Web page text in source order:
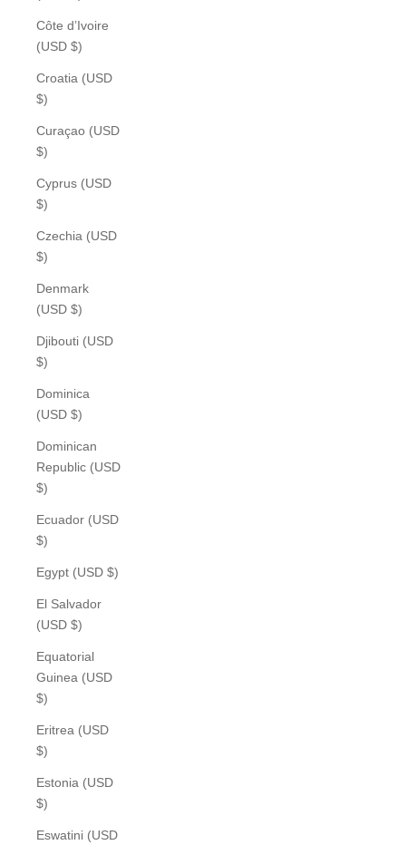
Côte d’Ivoire
(USD $)
Croatia (USD
$)
Curaçao (USD
$)
Cyprus (USD
$)
Czechia (USD
$)
Denmark
(USD $)
Djibouti (USD
$)
Dominica
(USD $)
Dominican
Republic (USD
$)
Ecuador (USD
$)
Egypt (USD $)
El Salvador
(USD $)
Equatorial
Guinea (USD
$)
Eritrea (USD
$)
Estonia (USD
$)
Eswatini (USD